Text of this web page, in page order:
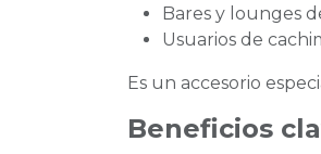
Bares y lounges
Usuarios de
Es un accesorio
Beneficios